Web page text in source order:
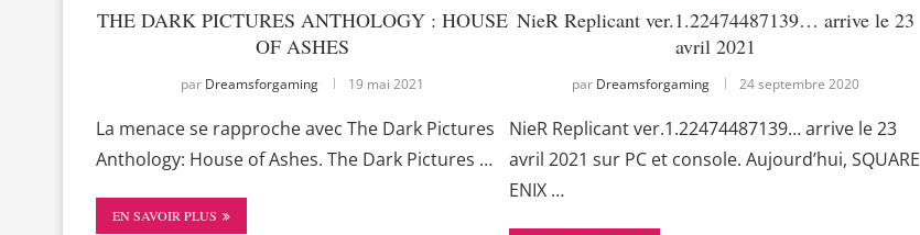
THE DARK PICTURES ANTHOLOGY : HOUSE
OF ASHES
par Dreamsforgaming 19 mai 2021
La menace se rapproche avec The Dark Pictures
Anthology: House of Ashes. The Dark Pictures …
EN SAVOIR PLUS
NieR Replicant ver.1.22474487139… arrive le 23
avril 2021
par Dreamsforgaming 24 septembre 2020
NieR Replicant ver.1.22474487139… arrive le 23
avril 2021 sur PC et console. Aujourd’hui, SQUARE
ENIX …